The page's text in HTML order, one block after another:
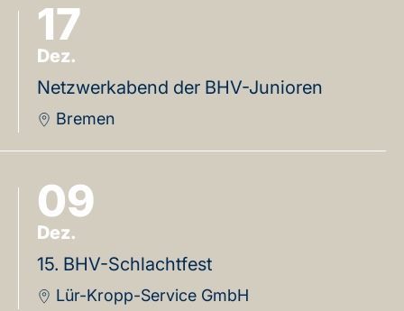
17
Dez.
Netzwerkabend der BHV-Junioren
Bremen
09
Dez.
15. BHV-Schlachtfest
Lür-Kropp-Service GmbH